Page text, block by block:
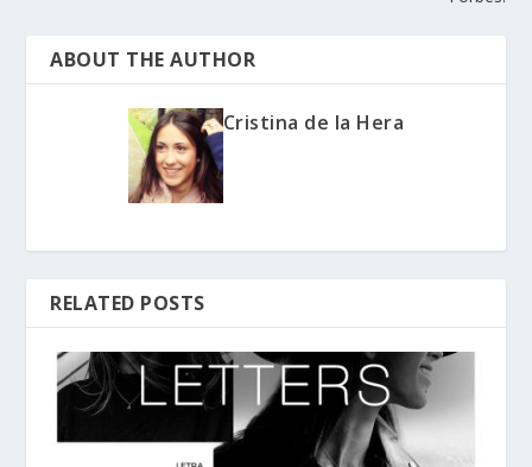
ABOUT THE AUTHOR
Cristina de la Hera
RELATED POSTS